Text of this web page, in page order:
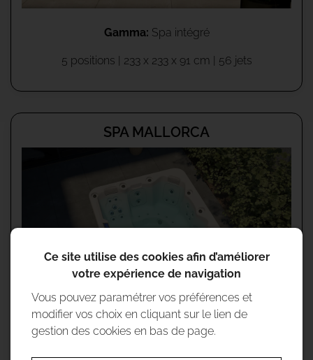
Gamma: Spa intégré
5 positions | 233 x 233 x 91 cm | 56 jets
SPA MALLORCA
Gamma:Spa intégré
6 positions | 216 x 216 x 90 cm | 28 jets
Ce site utilise des cookies afin d’améliorer
votre expérience de navigation
Vous pouvez paramétrer vos préférences et
modifier vos choix en cliquant sur le lien de
gestion des cookies en bas de page.